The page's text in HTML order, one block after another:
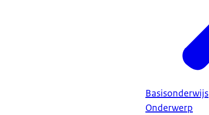
Basisonderwijs
Onderwerp